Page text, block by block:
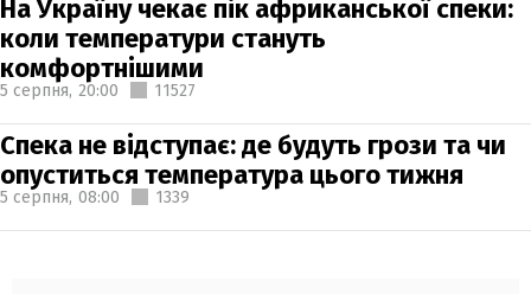
На Україну чекає пік африканської спеки:
коли температури стануть
комфортнішими
5 серпня, 20:00 11527
Спека не відступає: де будуть грози та чи
опуститься температура цього тижня
5 серпня, 08:00 1339